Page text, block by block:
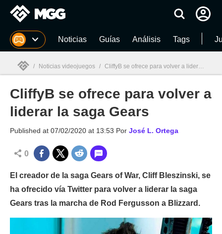
MGG Noticias Guías Análisis Tags
MGG
/ Noticias videojuegos / CliffyB se ofrece para volver a liderar la saga Gears
CliffyB se ofrece para volver a
liderar la saga Gears
Published at 07/02/2020 at 13:53 Por José L. Ortega
0
El creador de la saga Gears of War, Cliff Bleszinski, se
ha ofrecido vía Twitter para volver a liderar la saga
Gears tras la marcha de Rod Fergusson a Blizzard.